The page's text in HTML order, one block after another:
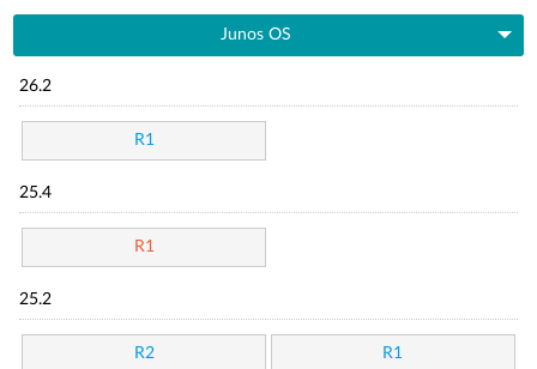
Junos OS
26.2
R1
25.4
R1
25.2
R2 R1